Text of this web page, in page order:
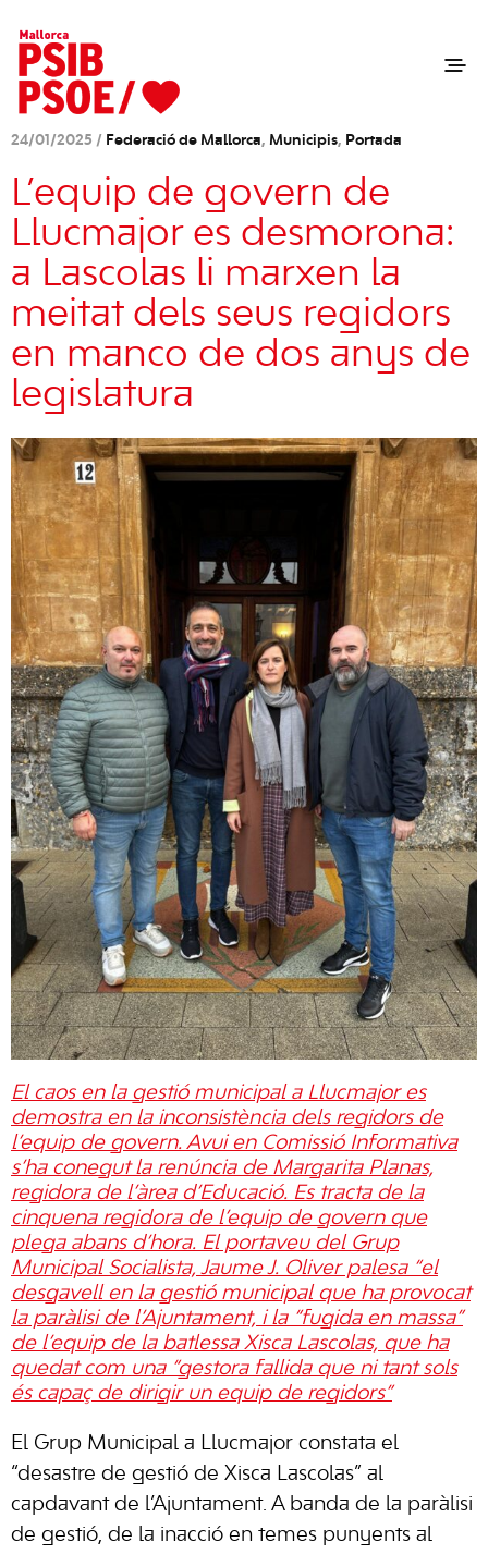
24/01/2025 / Federació de Mallorca, Municipis, Portada
L’equip de govern de
Llucmajor es desmorona:
a Lascolas li marxen la
meitat dels seus regidors
en manco de dos anys de
legislatura
El caos en la gestió municipal a Llucmajor es
demostra en la inconsistència dels regidors de
l’equip de govern. Avui en Comissió Informativa
s’ha conegut la renúncia de Margarita Planas,
regidora de l’àrea d’Educació. Es tracta de la
cinquena regidora de l’equip de govern que
plega abans d’hora. El portaveu del Grup
Municipal Socialista, Jaume J. Oliver palesa “el
desgavell en la gestió municipal que ha provocat
la paràlisi de l’Ajuntament, i la “fugida en massa”
de l’equip de la batlessa Xisca Lascolas, que ha
quedat com una “gestora fallida que ni tant sols
és capaç de dirigir un equip de regidors”
El Grup Municipal a Llucmajor constata el
“desastre de gestió de Xisca Lascolas” al
capdavant de l’Ajuntament. A banda de la paràlisi
de gestió, de la inacció en temes punyents al